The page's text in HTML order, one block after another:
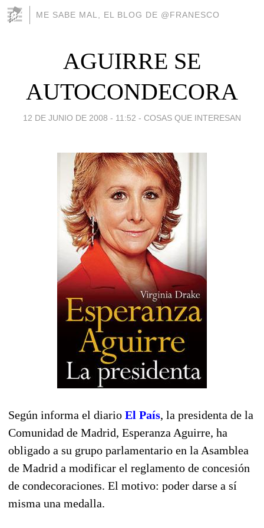
ME SABE MAL, EL BLOG DE @FRANESCO
AGUIRRE SE
AUTOCONDECORA
12 DE JUNIO DE 2008 - 11:52 - COSAS QUE INTERESAN
Según informa el diario El País, la presidenta de la
Comunidad de Madrid, Esperanza Aguirre, ha
obligado a su grupo parlamentario en la Asamblea
de Madrid a modificar el reglamento de concesión
de condecoraciones. El motivo: poder darse a sí
misma una medalla.